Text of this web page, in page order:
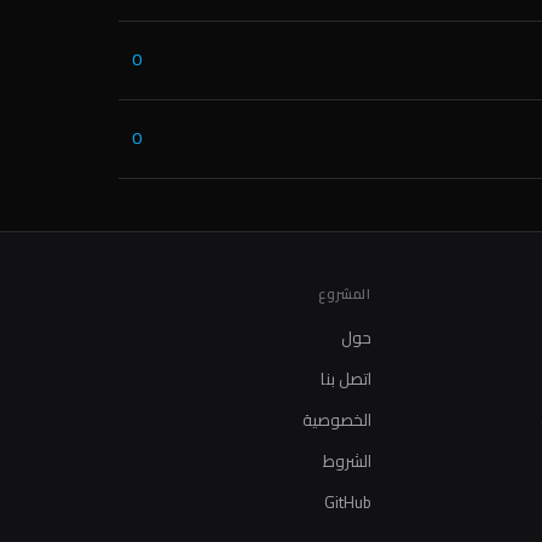
0
0
المشروع
حول
اتصل بنا
الخصوصية
الشروط
GitHub